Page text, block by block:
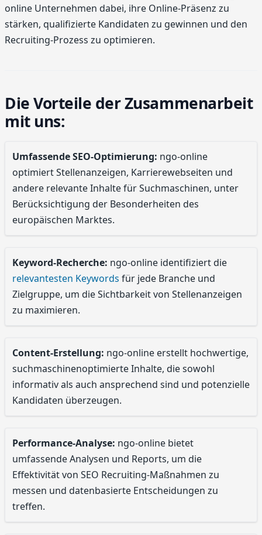
online Unternehmen dabei, ihre Online-Präsenz zu
stärken, qualifizierte Kandidaten zu gewinnen und den
Recruiting-Prozess zu optimieren.
Die Vorteile der Zusammenarbeit
mit uns:
Umfassende SEO-Optimierung: ngo-online
optimiert Stellenanzeigen, Karrierewebseiten und
andere relevante Inhalte für Suchmaschinen, unter
Berücksichtigung der Besonderheiten des
europäischen Marktes.
Keyword-Recherche: ngo-online identifiziert die
relevantesten Keywords für jede Branche und
Zielgruppe, um die Sichtbarkeit von Stellenanzeigen
zu maximieren.
Content-Erstellung: ngo-online erstellt hochwertige,
suchmaschinenoptimierte Inhalte, die sowohl
informativ als auch ansprechend sind und potenzielle
Kandidaten überzeugen.
Performance-Analyse: ngo-online bietet
umfassende Analysen und Reports, um die
Effektivität von SEO Recruiting-Maßnahmen zu
messen und datenbasierte Entscheidungen zu
treffen.